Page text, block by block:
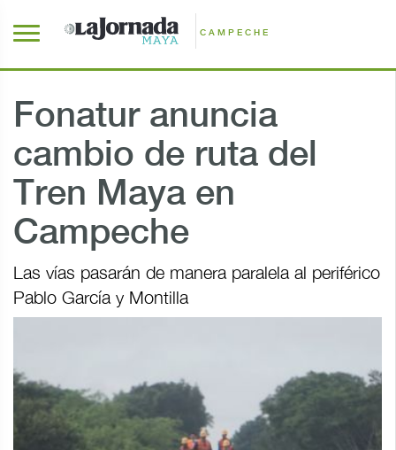
CAMPECHE
Fonatur anuncia
cambio de ruta del
Tren Maya en
Campeche
Las vías pasarán de manera paralela al periférico
Pablo García y Montilla